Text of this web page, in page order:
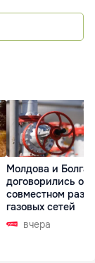
Молдова и
договорились о
совместном
газовых сетей
вчера